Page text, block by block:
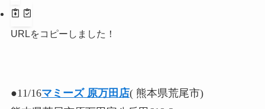
URLをコピーしました！
●11/16マミーズ 原万田店( 熊本県荒尾市)